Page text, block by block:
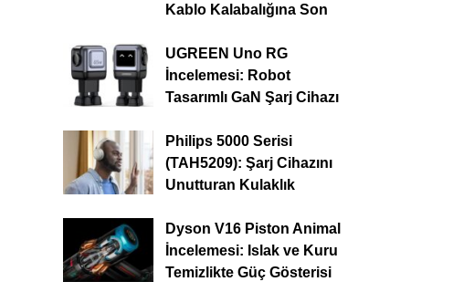
Kablo Kalabalığına Son
UGREEN Uno RG
İncelemesi: Robot
Tasarımlı GaN Şarj Cihazı
Philips 5000 Serisi
(TAH5209): Şarj Cihazını
Unutturan Kulaklık
Dyson V16 Piston Animal
İncelemesi: Islak ve Kuru
Temizlikte Güç Gösterisi